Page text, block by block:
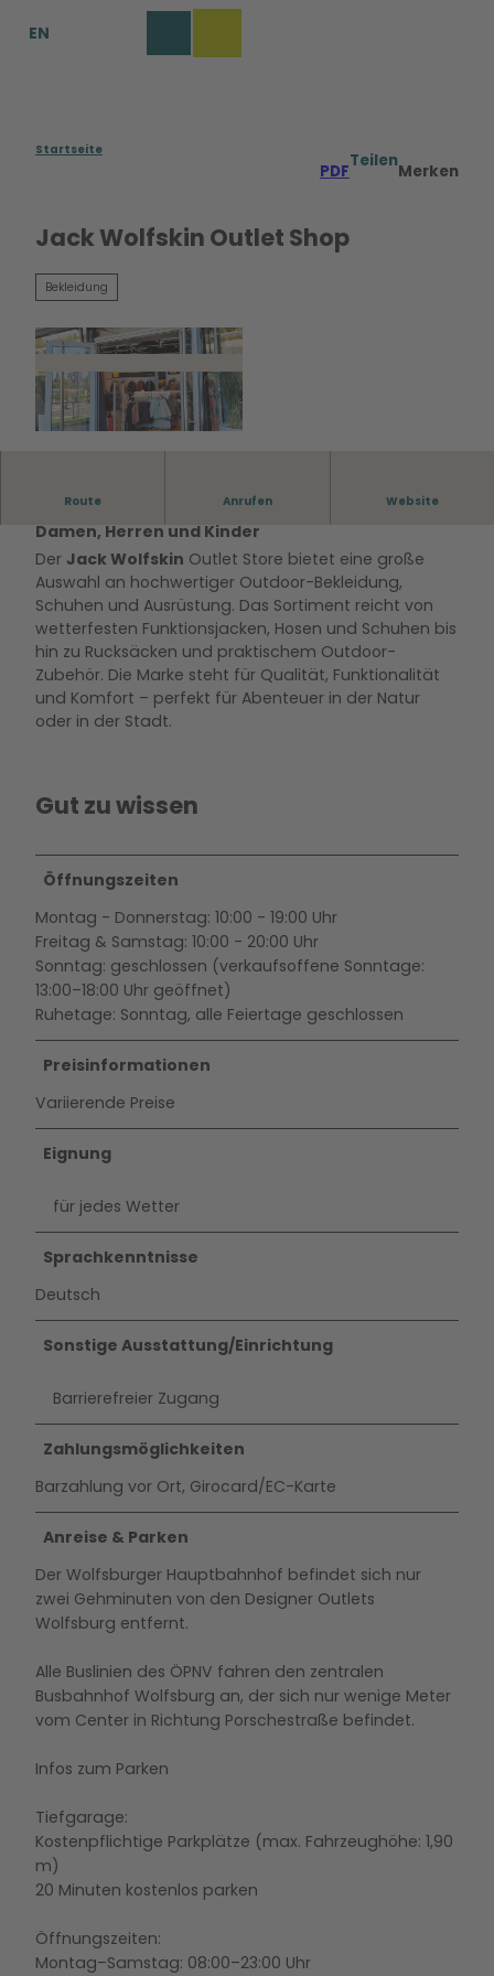
EN
Startseite
PDF
Teilen
Merken
Jack Wolfskin Outlet Shop
Bekleidung
Route Anrufen Website
Casual Outdoor-Mode und -Ausrüstung für
Damen, Herren und Kinder
Der Jack Wolfskin Outlet Store bietet eine große
Auswahl an hochwertiger Outdoor-Bekleidung,
Schuhen und Ausrüstung. Das Sortiment reicht von
wetterfesten Funktionsjacken, Hosen und Schuhen bis
hin zu Rucksäcken und praktischem Outdoor-
Zubehör. Die Marke steht für Qualität, Funktionalität
und Komfort – perfekt für Abenteuer in der Natur
oder in der Stadt.
Gut zu wissen
Öffnungszeiten
Montag - Donnerstag: 10:00 - 19:00 Uhr
Freitag & Samstag: 10:00 - 20:00 Uhr
Sonntag: geschlossen (verkaufsoffene Sonntage:
13:00–18:00 Uhr geöffnet)
Ruhetage: Sonntag, alle Feiertage geschlossen
Preisinformationen
Variierende Preise
Eignung
für jedes Wetter
Sprachkenntnisse
Deutsch
Sonstige Ausstattung/Einrichtung
Barrierefreier Zugang
Zahlungsmöglichkeiten
Barzahlung vor Ort, Girocard/EC-Karte
Anreise & Parken
Der Wolfsburger Hauptbahnhof befindet sich nur
zwei Gehminuten von den Designer Outlets
Wolfsburg entfernt.
Alle Buslinien des ÖPNV fahren den zentralen
Busbahnhof Wolfsburg an, der sich nur wenige Meter
vom Center in Richtung Porschestraße befindet.
Infos zum Parken
Tiefgarage:
Kostenpflichtige Parkplätze (max. Fahrzeughöhe: 1,90
m)
20 Minuten kostenlos parken
Öffnungszeiten:
Montag–Samstag: 08:00–23:00 Uhr